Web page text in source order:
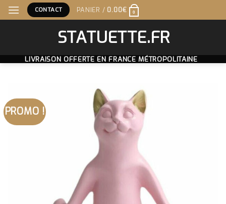
Skip
to
CONTACT PANIER / 0.00€ 0
STATUETTE.FR
LIVRAISON OFFERTE EN FRANCE MÉTROPOLITAINE
PROMO !